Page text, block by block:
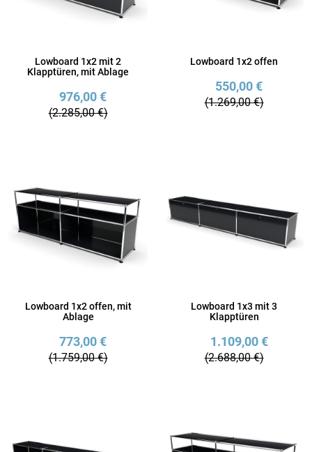
Lowboard 1x2 mit 2
Klapptüren, mit Ablage
976,00 €
(2.285,00 €)
Lowboard 1x2 offen
550,00 €
(1.269,00 €)
Lowboard 1x2 offen, mit
Ablage
773,00 €
(1.759,00 €)
Lowboard 1x3 mit 3
Klapptüren
1.109,00 €
(2.688,00 €)